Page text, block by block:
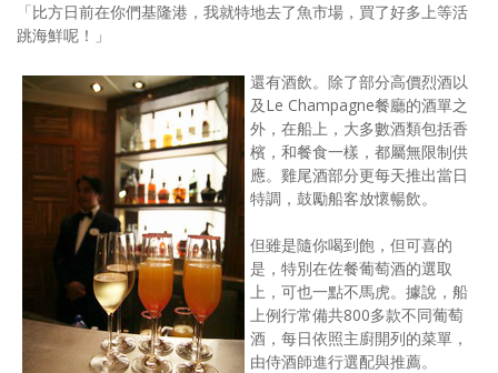
「比方日前在你們基隆港，我就特地去了魚市場，買了好多上等活
跳海鮮呢！」
還有酒飲。除了部分高價烈酒以
及Le Champagne餐廳的酒單之
外，在船上，大多數酒類包括香
檳，和餐食一樣，都屬無限制供
應。雞尾酒部分更每天推出當日
特調，鼓勵船客放懷暢飲。
但雖是隨你喝到飽，但可喜的
是，特別在佐餐葡萄酒的選取
上，可也一點不馬虎。據說，船
上例行常備共800多款不同葡萄
酒，每日依照主廚開列的菜單，
由侍酒師進行選配與推薦。